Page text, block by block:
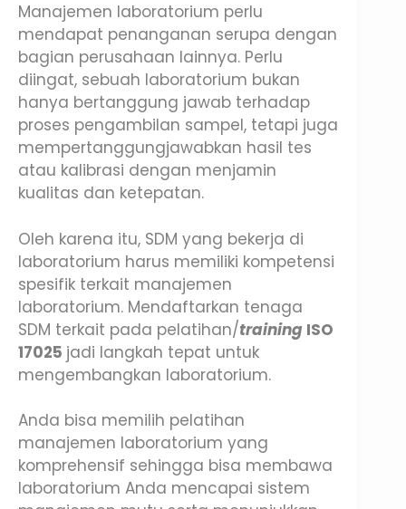
Manajemen laboratorium perlu
mendapat penanganan serupa dengan
bagian perusahaan lainnya. Perlu
diingat, sebuah laboratorium bukan
hanya bertanggung jawab terhadap
proses pengambilan sampel, tetapi juga
mempertanggungjawabkan hasil tes
atau kalibrasi dengan menjamin
kualitas dan ketepatan.
Oleh karena itu, SDM yang bekerja di
laboratorium harus memiliki kompetensi
spesifik terkait manajemen
laboratorium. Mendaftarkan tenaga
SDM terkait pada pelatihan/training ISO
17025 jadi langkah tepat untuk
mengembangkan laboratorium.
Anda bisa memilih pelatihan
manajemen laboratorium yang
komprehensif sehingga bisa membawa
laboratorium Anda mencapai sistem